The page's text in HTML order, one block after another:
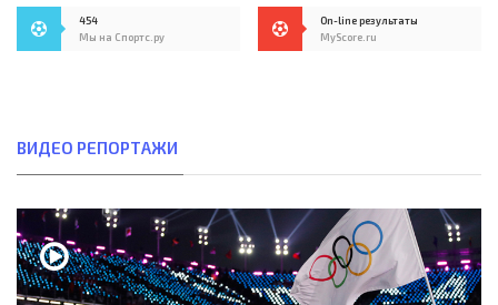
454
Мы на Спортс.ру
On-line результаты
MyScore.ru
ВИДЕО РЕПОРТАЖИ